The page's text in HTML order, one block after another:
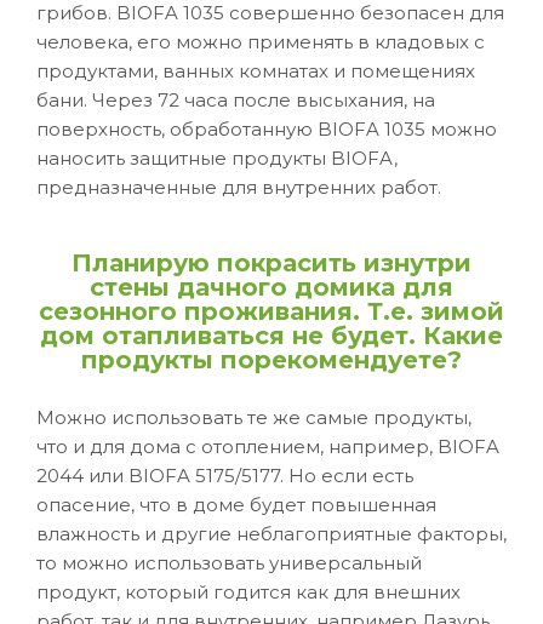
грибов. BIOFA 1035 совершенно безопасен для
человека, его можно применять в кладовых с
продуктами, ванных комнатах и помещениях
бани. Через 72 часа после высыхания, на
поверхность, обработанную BIOFA 1035 можно
наносить защитные продукты BIOFA,
предназначенные для внутренних работ.
Планирую покрасить изнутри
стены дачного домика для
сезонного проживания. Т.е. зимой
дом отапливаться не будет. Какие
продукты порекомендуете?
Можно использовать те же самые продукты,
что и для дома с отоплением, например, BIOFA
2044 или BIOFA 5175/5177. Но если есть
опасение, что в доме будет повышенная
влажность и другие неблагоприятные факторы,
то можно использовать универсальный
продукт, который годится как для внешних